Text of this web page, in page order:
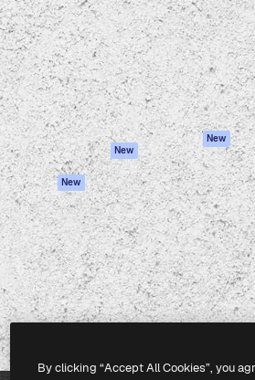
Assistente de IA
Gerador de
imagens
Gerador de vídeos
Texto para voz
Conteúdo de stock
MCP para
Claude/ChatGPT
New
Agentes New
API
App móvel
Todas as
ferramentas
Documentação
Atendimento
Termos e
condições
Política de
privacidade
Originais New
Política de
Central de
confiabilidade
Afiliados
Empresas
Todos os direitos reservados.
By clicking “Accept All Cookies”, you